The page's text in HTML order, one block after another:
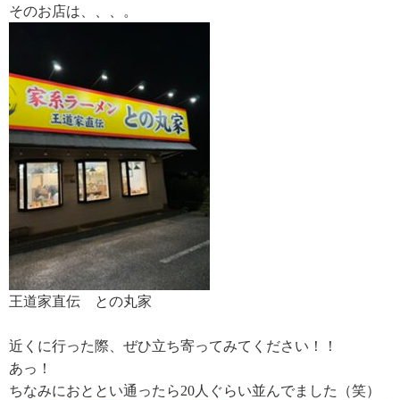
そのお店は、、、。
王道家直伝 との丸家
近くに行った際、ぜひ立ち寄ってみてください！！
あっ！
ちなみにおととい通ったら20人ぐらい並んでました（笑）